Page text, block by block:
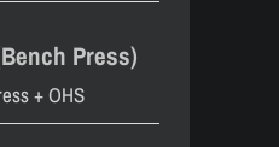
Press)
+ OHS